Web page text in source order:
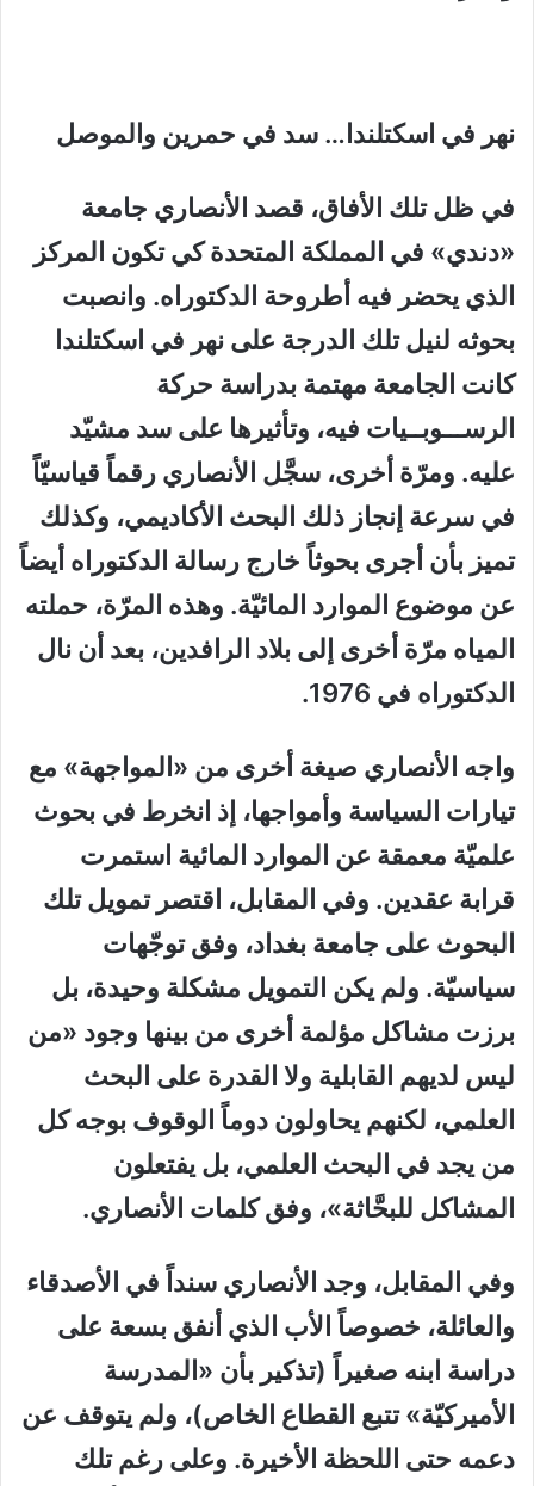
نهر في اسكتلندا… سد في حمرين والموصل
في ظل تلك الأفاق، قصد الأنصاري جامعة
«دندي» في المملكة المتحدة كي تكون المركز
الذي يحضر فيه أطروحة الدكتوراه. وانصبت
بحوثه لنيل تلك الدرجة على نهر في اسكتلندا
كانت الجامعة مهتمة بدراسة حركة
الرســـوبــيات فيه، وتأثيرها على سد مشيّد
عليه. ومرّة أخرى، سجَّل الأنصاري رقماً قياسيّاً
في سرعة إنجاز ذلك البحث الأكاديمي، وكذلك
تميز بأن أجرى بحوثاً خارج رسالة الدكتوراه أيضاً
عن موضوع الموارد المائيّة. وهذه المرّة، حملته
المياه مرّة أخرى إلى بلاد الرافدين، بعد أن نال
الدكتوراه في 1976.
واجه الأنصاري صيغة أخرى من «المواجهة» مع
تيارات السياسة وأمواجها، إذ انخرط في بحوث
علميّة معمقة عن الموارد المائية استمرت
قرابة عقدين. وفي المقابل، اقتصر تمويل تلك
البحوث على جامعة بغداد، وفق توجّهات
سياسيّة. ولم يكن التمويل مشكلة وحيدة، بل
برزت مشاكل مؤلمة أخرى من بينها وجود «من
ليس لديهم القابلية ولا القدرة على البحث
العلمي، لكنهم يحاولون دوماً الوقوف بوجه كل
من يجد في البحث العلمي، بل يفتعلون
المشاكل للبحَّاثة»، وفق كلمات الأنصاري.
وفي المقابل، وجد الأنصاري سنداً في الأصدقاء
والعائلة، خصوصاً الأب الذي أنفق بسعة على
دراسة ابنه صغيراً (تذكير بأن «المدرسة
الأميركيّة» تتبع القطاع الخاص)، ولم يتوقف عن
دعمه حتى اللحظة الأخيرة. وعلى رغم تلك